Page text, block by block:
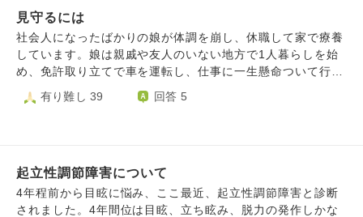
か？ 以後誰かを好きになってもまた同じ事の繰り返しな人
生になるのであれば生きるのがもう辛いです。
見守るには
社会人になったばかりの娘が体調を崩し、休職して家で療養
しています。娘は親戚や友人のいない地方で1人暮らしを始
め、免許取り立てで車を運転し、仕事に一生懸命ついて行く
のが精一杯になり、大きな環境の変化で心身が疲れ果ててし
まいました。 娘が家に帰ってくると夫に伝えたところ、自
てほしい」と夫にお願いしなければいけませんでした。夫は
正義感の強い人ですが、自分の考えが正しいと信じ、家族の
異なる気持ちや考えに目を向けることがありません。寄り添
有り難し 39 回答 5
起立性調節障害について
4年程前から目眩に悩み、ここ最近、起立性調節障害と診断
されました。4年間位は目眩、立ち眩み、脱力の発作しかな